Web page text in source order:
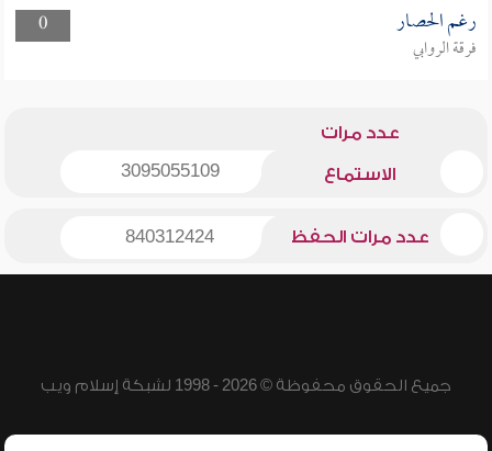
0
رغم الحصار
فرقة الروابي
عدد مرات
الاستماع 3095055109
عدد مرات الحفظ 840312424
جميع الحقوق محفوظة © 2026 - 1998 لشبكة إسلام ويب